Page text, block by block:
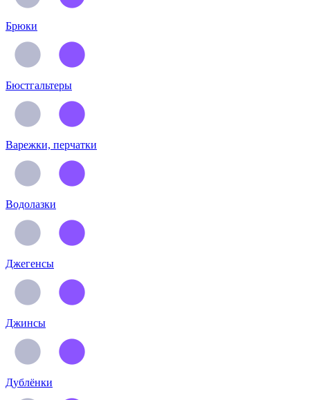
Брюки
Бюстгальтеры
Варежки, перчатки
Водолазки
Джегенсы
Джинсы
Дублёнки